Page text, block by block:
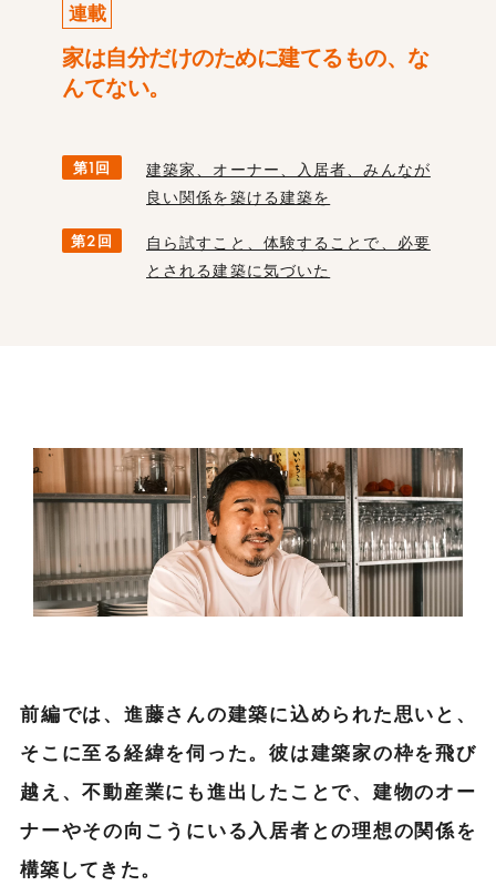
連載
家は自分だけのために建てるもの、な
んてない。
第1回
建築家、オーナー、入居者、みんなが
良い関係を築ける建築を
第2回
自ら試すこと、体験することで、必要
とされる建築に気づいた
前編では、進藤さんの建築に込められた思いと、
そこに至る経緯を伺った。彼は建築家の枠を飛び
越え、不動産業にも進出したことで、建物のオー
ナーやその向こうにいる入居者との理想の関係を
構築してきた。